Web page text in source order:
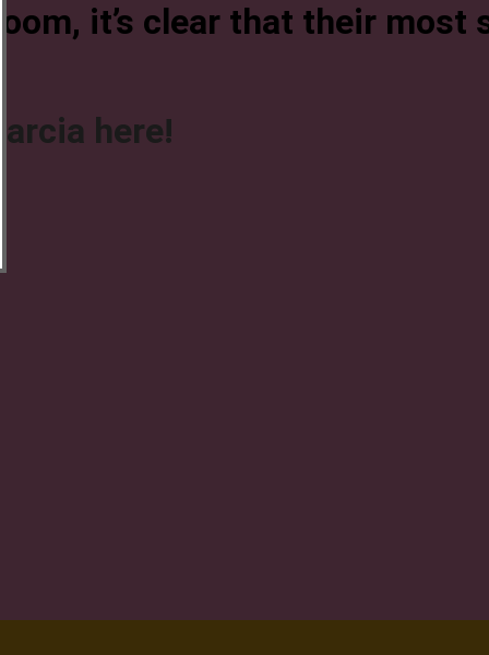
it’s clear that their most
here!